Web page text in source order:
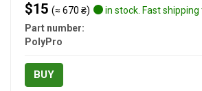
$15 (≈ 670 ₴)
in stock. Fast shipping
Part number:
PolyPro
BUY